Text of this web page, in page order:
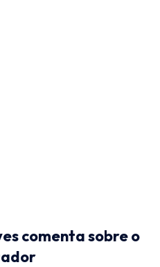
comenta sobre o